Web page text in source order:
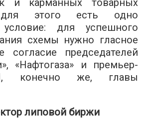
и карманных товарных
этого есть одно
условие: для успешного
схемы нужно гласное
согласие председателей
«Нафтогаза» и премьер-
конечно же, главы
липовой биржи